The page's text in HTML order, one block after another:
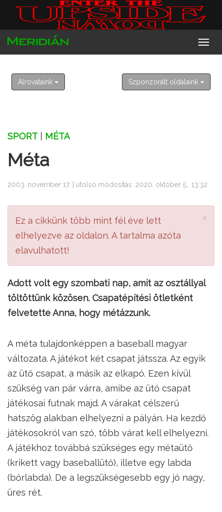
2026. augusztus 8. szombat
László
Alrovataink Szponzorált oldalaink
SPORT MÉTA
Méta
2003. november 17. | utolsó módosítás: 2020. október 5., 13:32
×
Ez a cikkünk több mint fél éve lett
elhelyezve az oldalon. A tartalma azóta
elavulhatott!
Adott volt egy szombati nap, amit az osztállyal
töltöttünk közösen. Csapatépítési ötletként
felvetette Anna, hogy métázzunk.
A méta tulajdonképpen a baseball magyar
változata. A játékot két csapat játssza. Az egyik
az ütő csapat, a másik az elkapó. Ezen kívül
szükség van pár várra, amibe az ütő csapat
játékosai futnak majd. A várakat célszerű
hatszög alakban elhelyezni a pályán. Ha kezdő
játékosokról van szó, több várat kell elhelyezni.
A játékhoz továbbá szükséges egy métaütő
(krikett vagy baseballütő), illetve egy labda
(bőrlabda). De a legszükségesebb egy jó nagy,
üres rét.